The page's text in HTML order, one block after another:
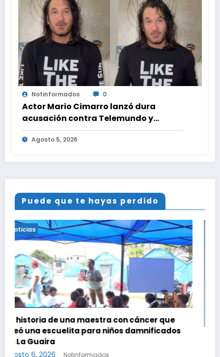
Notinformados 0
Actor Mario Cimarro lanzó dura
acusación contra Telemundo y
advirtió que lo que hacen en su contra
es ilegal en EEUU
Agosto 5, 2026
Puede que te hayas perdido
que
Noticias
Hallaron el cuerpo dentro de su casa
agosto 6, 2026 Notinformados